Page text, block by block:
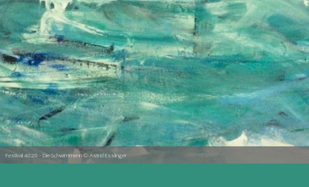
Festival 4020 - Die Schwimmerin © Astrid Esslinger